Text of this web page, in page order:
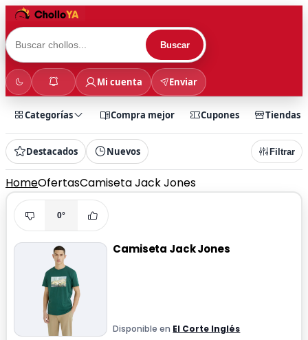
Buscar
Mi cuenta Enviar
Categorías Compra mejor Cupones Tiendas
Destacados Nuevos Filtrar
HomeOfertasCamiseta Jack Jones
0°
Camiseta Jack Jones
Disponible en El Corte Inglés